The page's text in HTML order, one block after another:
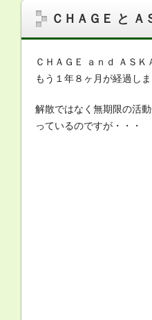
ＣＨＡＧＥ と Ａ
ＣＨＡＧＥ ａｎｄ ＡＳ
もう１年８ヶ月が経過しま
解散ではなく無期限の活
っているのですが・・・